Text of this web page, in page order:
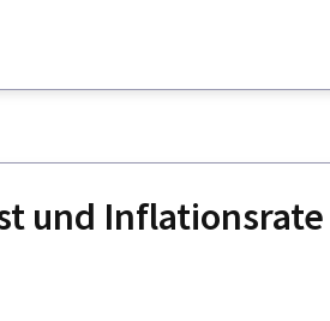
und Inflationsrate